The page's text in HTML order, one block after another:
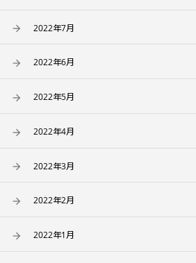
2022年7月
2022年6月
2022年5月
2022年4月
2022年3月
2022年2月
2022年1月